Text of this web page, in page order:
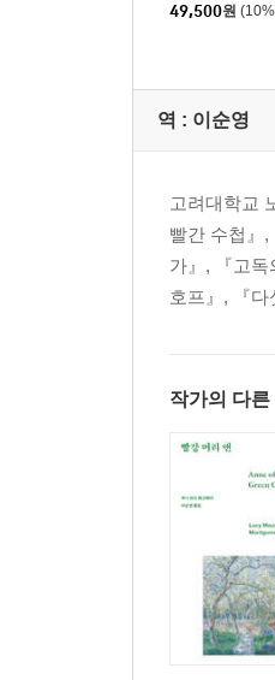
49,500원
역 : 이순영
고려대학교
빨간 수첩』
가』, 『고
호프』, 『다
작가의 다른